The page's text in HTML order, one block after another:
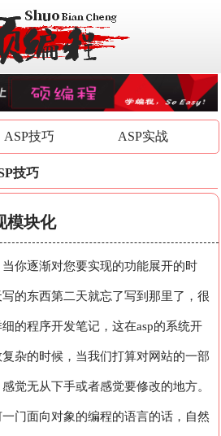
ASP技巧 ASP实战
技巧
模块化
你逐渐对您要实现的功能展开的时
的东西第二天就忘了写到那里了，很
的程序开发笔记，这在asp的系统开
杂的时候，当我们打算对网站的一部
觉无从下手或者感觉要修改的地方。
门面向对象的编程的语言的话，自然